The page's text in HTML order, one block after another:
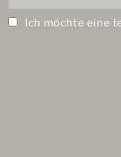
Ich möchte eine